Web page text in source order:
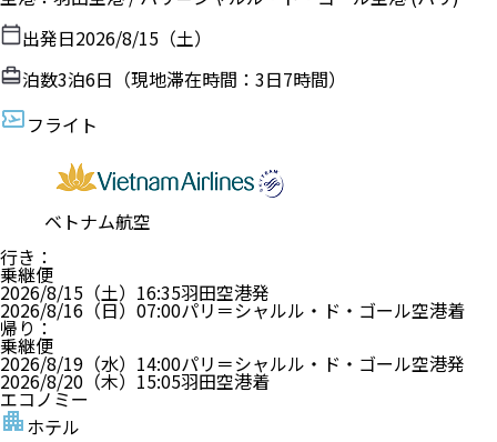
出発日2026/8/15（土）
泊数3泊6日（現地滞在時間： 3日7時間）
フライト
ベトナム航空
行き ：
乗継便
2026/8/15（土） 16:35羽田空港発
2026/8/16（日） 07:00パリ＝シャルル・ド・ゴール空港着
帰り ：
乗継便
2026/8/19（水） 14:00パリ＝シャルル・ド・ゴール空港発
2026/8/20（木） 15:05羽田空港着
エコノミー
ホテル